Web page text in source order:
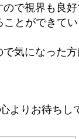
で視界も良
ことができて
気になった
よりお待ちし